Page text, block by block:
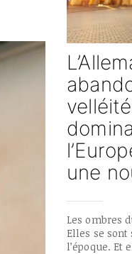
une
Les ombres
Elles se sont
l’époque. Et